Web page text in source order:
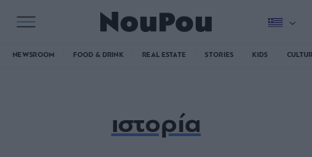
NEWSROOM FOOD & DRINK REAL ESTATE STORIES KIDS
ιστορία